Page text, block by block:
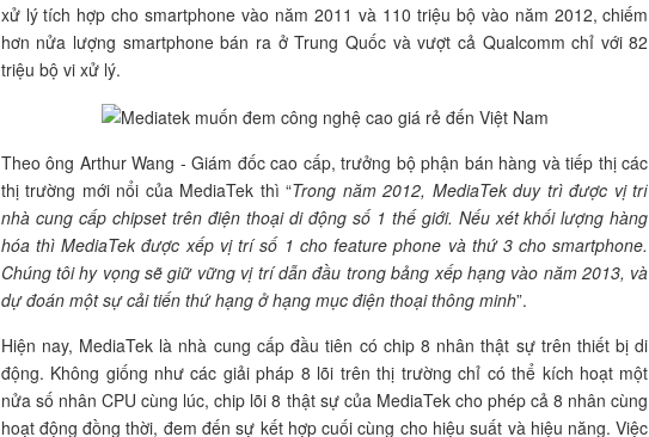
xử lý tích hợp cho smartphone vào năm 2011 và 110 triệu bộ vào năm 2012, chiếm
hơn nửa lượng smartphone bán ra ở Trung Quốc và vượt cả Qualcomm chỉ với 82
triệu bộ vi xử lý.
Theo ông Arthur Wang - Giám đốc cao cấp, trưởng bộ phận bán hàng và tiếp thị các
thị trường mới nổi của MediaTek thì “Trong năm 2012, MediaTek duy trì được vị trí
nhà cung cấp chipset trên điện thoại di động số 1 thế giới. Nếu xét khối lượng hàng
hóa thì MediaTek được xếp vị trí số 1 cho feature phone và thứ 3 cho smartphone.
Chúng tôi hy vọng sẽ giữ vững vị trí dẫn đầu trong bảng xếp hạng vào năm 2013, và
dự đoán một sự cải tiến thứ hạng ở hạng mục điện thoại thông minh”.
Hiện nay, MediaTek là nhà cung cấp đầu tiên có chip 8 nhân thật sự trên thiết bị di
động. Không giống như các giải pháp 8 lõi trên thị trường chỉ có thể kích hoạt một
nửa số nhân CPU cùng lúc, chip lõi 8 thật sự của MediaTek cho phép cả 8 nhân cùng
hoạt động đồng thời, đem đến sự kết hợp cuối cùng cho hiệu suất và hiệu năng. Việc